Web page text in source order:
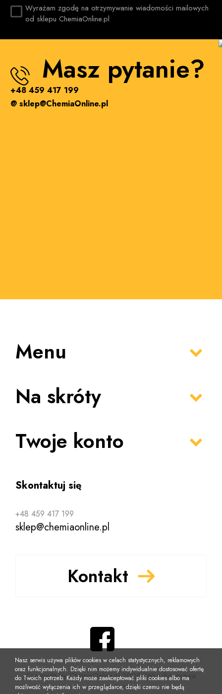
Nasz serwis używa plików cookies w celach statystycznych, reklamowych
oraz funkcjonalnych. Dzięki nim możemy indywidualnie dostosować ofertę
do Twoich potrzeb. Każdy może zaakceptować pliki cookies albo ma
możliwość wyłączenia ich w przeglądarce, dzięki czemu nie będą
Wyrażam zgodę na otrzymywanie wiadomości mailowych
od sklepu ChemiaOnline.pl
Masz pytanie?
+48 459 417 199
@ sklep@ChemiaOnline.pl
Menu
Na skróty
Twoje konto
Skontaktuj się
+48 459 417 199
sklep@chemiaonline.pl
Kontakt
Copyright by ChemiaOnline.pl 2026, Wszelkie prawa
zastrzeżone